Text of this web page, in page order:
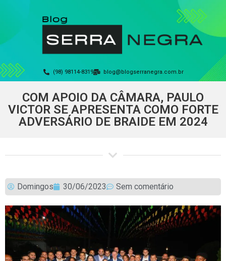
(98) 98114-8319 blog@blogserranegra.com.br
COM APOIO DA CÂMARA, PAULO
VICTOR SE APRESENTA COMO FORTE
ADVERSÁRIO DE BRAIDE EM 2024
Domingos 30/06/2023 Sem comentário